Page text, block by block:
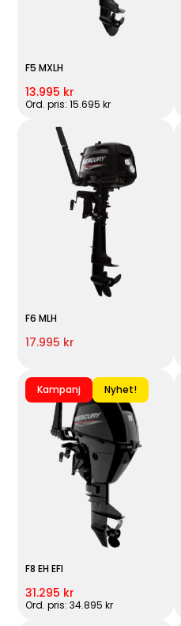
F5 MXLH
13.995 kr
Ord. pris: 15.695 kr
F6 MLH
17.995 kr
Kampanj Nyhet!
F8 EH EFI
31.295 kr
Ord. pris: 34.895 kr